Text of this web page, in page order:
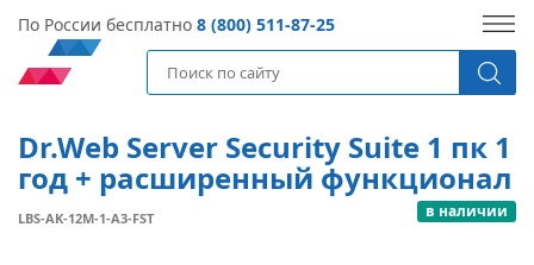
По России бесплатно 8 (800) 511-87-25
Dr.Web Server Security Suite 1 пк 1
год + расширенный функционал
LBS-AK-12M-1-A3-FST в наличии